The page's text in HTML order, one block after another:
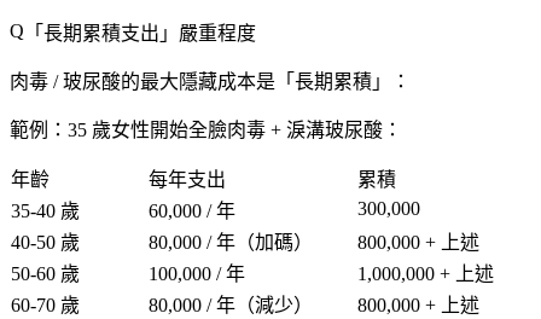
「 長期累積支出 」嚴重程度
肉毒 / 玻尿酸的最大隱藏成本是「 長期累積 」：
範例：35 歲女性開始全臉肉毒 + 淚溝玻尿酸：
年齡 每年支出
累積
35-40 歲
60,000 / 年
300,000
40-50 歲
80,000 / 年（加碼）
800,000 + 上述
50-60 歲
100,000 / 年
1,000,000 + 上述
60-70 歲
80,000 / 年（減少）
800,000 + 上述